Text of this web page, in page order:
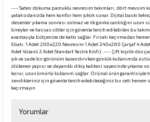
--- Saten dokuma pamuklu nevresim takımları, dört mevsim
yatak odanızda hem konfor hem şıklık sunar. Dijital baskı
desenler yıkama sonrası solmaz ve ilk günkü canlılığını uzun
bireyler ve hassas ciltler için güvenle tercih edilebilen bu
avantajıyla bütçenize de katkı sağlar. Fırsatı kaçırmadan
Ebatı: 1 Adet 200x220 Nevresim 1 Adet 240x260 Çarşaf 4 Adet
Adet Volanlı 2 Adet Standart Yastık Kılıfı). --- Çift kişilik düz
şık ve sade bir görünüm kazandırırken günlük kullanımda
ütülenen yapısı ve dayanıklı dikiş kalitesi sayesinde yıkama
korur, uzun ömürlü kullanım sağlar. Orijinal ürün garantisiyle
sevdikleriniz için güvenle tercih edebileceğiniz bu seti hemen
kaçırmayın.
Yorumlar